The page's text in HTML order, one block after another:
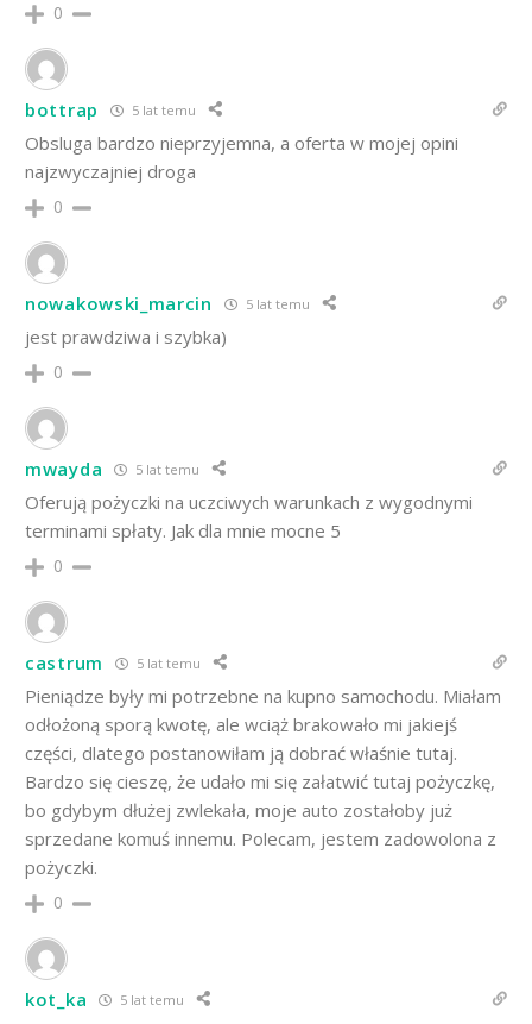
0
bottrap 5 lat temu
Obsluga bardzo nieprzyjemna, a oferta w mojej opini
najzwyczajniej droga
0
nowakowski_marcin 5 lat temu
jest prawdziwa i szybka)
0
mwayda 5 lat temu
Oferują pożyczki na uczciwych warunkach z wygodnymi
terminami spłaty. Jak dla mnie mocne 5
0
castrum 5 lat temu
Pieniądze były mi potrzebne na kupno samochodu. Miałam
odłożoną sporą kwotę, ale wciąż brakowało mi jakiejś
części, dlatego postanowiłam ją dobrać właśnie tutaj.
Bardzo się cieszę, że udało mi się załatwić tutaj pożyczkę,
bo gdybym dłużej zwlekała, moje auto zostałoby już
sprzedane komuś innemu. Polecam, jestem zadowolona z
pożyczki.
0
kot_ka 5 lat temu